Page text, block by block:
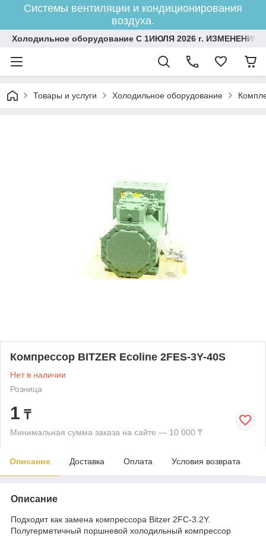
Системы вентиляции и кондиционирования
воздуха.
Холодильное оборудование С 1ИЮЛЯ 2026 г.
Товары и услуги Холодильное оборудование
Компрессор BITZER Ecoline 2FES-3Y-40S
Нет в наличии
Розница
1 ₸
Минимальная сумма заказа на сайте — 10 000 ₸
Описание Доставка Оплата Условия возврата
Описание
Подходит как замена компрессора Bitzer 2FC-3.2Y.
Полугерметичный поршневой холодильный компрессор